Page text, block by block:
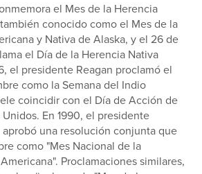
el Mes de la Herencia
conocido como el Mes de la
y Nativa de Alaska, y el 26 de
el Día de la Herencia Nativa
el presidente Reagan proclamó el
como la Semana del Indio
coincidir con el Día de Acción de
Unidos. En 1990, el presidente
aprobó una resolución conjunta que
como "Mes Nacional de la
Proclamaciones similares,